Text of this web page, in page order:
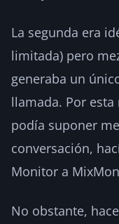
La segunda era
limitada) pero
generaba un
llamada. Por
podía suponer
conversación,
Monitor a
No obstante,